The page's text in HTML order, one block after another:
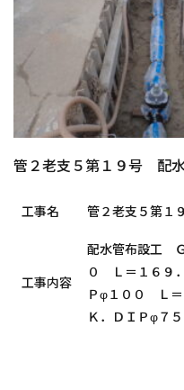
管２老支５第１９号 配
工事名 管２老支５第１
工事内容
配水管布設工
０ Ｌ＝１６９
Ｐφ１００ Ｌ
Ｋ．ＤＩＰφ７